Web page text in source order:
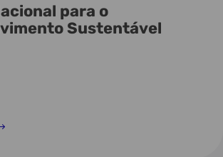
para o
Sustentável